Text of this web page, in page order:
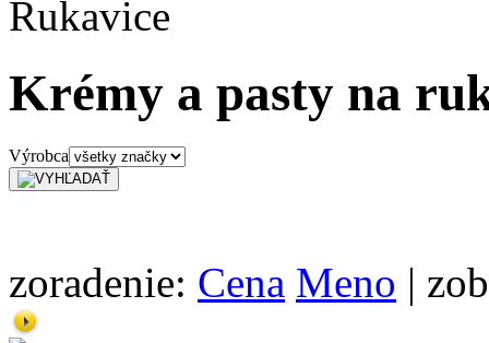
Krémy a pasty na
Výrobca
zoradenie: Cena Meno |